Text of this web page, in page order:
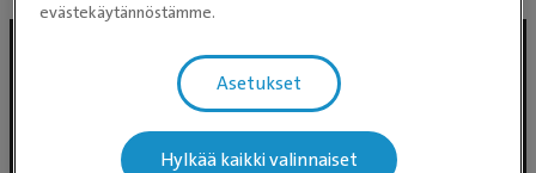
evästekäytännöstämme.
Asetukset
Hylkää kaikki valinnaiset